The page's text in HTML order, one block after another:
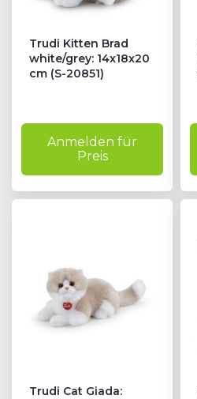
Trudi Kitten Brad
white/grey: 14x18x20
cm (S-20851)
Anmelden für
Preis
Trudi Cat Giada: